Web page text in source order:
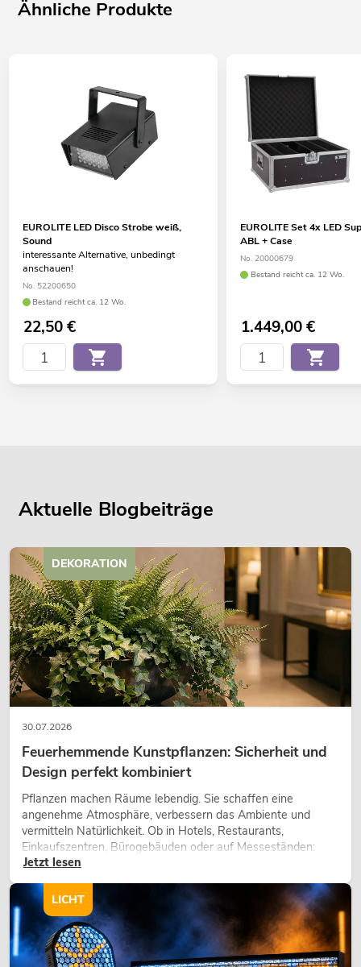
Ähnliche Produkte
EUROLITE LED Disco Strobe weiß,
Sound
interessante Alternative, unbedingt
anschauen!
No. 52200650
Bestand reicht ca. 12 Wo.
22,50€
EUROLITE Set 4x LED
ABL + Case
No. 20000679
Bestand reicht ca. 12 Wo.
1.449,00€
Aktuelle Blogbeiträge
30.07.2026
Feuerhemmende Kunstpflanzen: Sicherheit und
Design perfekt kombiniert
Pflanzen machen Räume lebendig. Sie schaffen eine
angenehme Atmosphäre, verbessern das Ambiente und
vermitteln Natürlichkeit. Ob in Hotels, Restaurants,
Einkaufszentren, Bürogebäuden oder auf Messeständen:
eine hochwertige Begrünung gehört heute längst zum
modernen Raumkonzept.
Jetzt lesen
DEKORATION
LICHT